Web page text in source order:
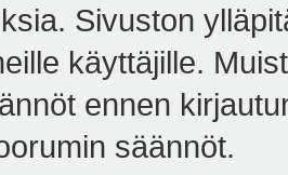
Sivuston
käyttäjille.
ennen
säännöt.